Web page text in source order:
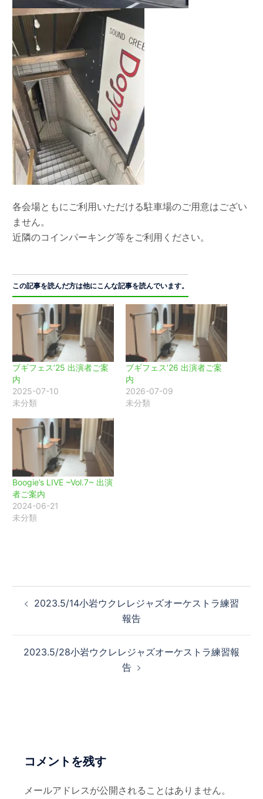
各会場ともにご利用いただける駐車場のご用意はござい
ません。
近隣のコインパーキング等をご利用ください。
この記事を読んだ方は他にこんな記事を読んでいます。
ブギフェス’25 出演者ご案
内
2025-07-10
未分類
ブギフェス’26 出演者ご案
内
2026-07-09
未分類
Boogie’s LIVE ~Vol.7~ 出演
者ご案内
2024-06-21
未分類
稿
ゲ
2023.5/14小岩ウクレレジャズオーケストラ練習
報告
2023.5/28小岩ウクレレジャズオーケストラ練習報
告
コメントを残す
メールアドレスが公開されることはありません。